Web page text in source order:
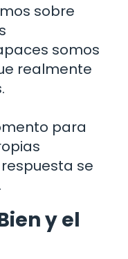
sobre
somos
realmente
para
se
y el